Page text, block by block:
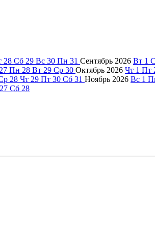
28 Сб 29 Вс 30 Пн 31 Сентябрь 2026 Вт 1
27 Пн 28 Вт 29 Ср 30 Октябрь 2026 Чт 1 Пт
28 Чт 29 Пт 30 Сб 31 Ноябрь 2026 Вс 1
27 Сб 28